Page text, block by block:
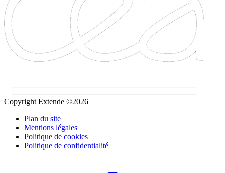
Copyright Extende ©2026
Plan du site
Mentions légales
Politique de cookies
Politique de confidentialité